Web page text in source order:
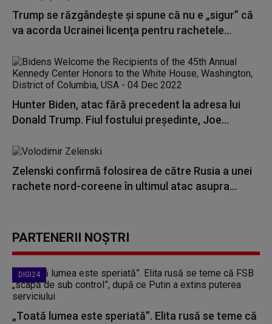
Trump se răzgândește și spune că nu e „sigur” că
va acorda Ucrainei licenţa pentru rachetele...
Hunter Biden, atac fără precedent la adresa lui
Donald Trump. Fiul fostului președinte, Joe...
Zelenski confirmă folosirea de către Rusia a unei
rachete nord-coreene în ultimul atac asupra...
PARTENERII NOȘTRI
DIGI24
„Toată lumea este speriată”. Elita rusă se teme că